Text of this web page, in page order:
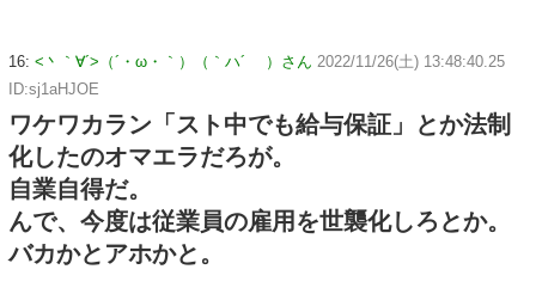
16: <丶｀∀´>（´・ω・｀）（｀ハ´ ）さん 2022/11/26(土) 13:48:40.25
ID:sj1aHJOE
ワケワカラン「スト中でも給与保証」とか法制
化したのオマエラだろが。
自業自得だ。
んで、今度は従業員の雇用を世襲化しろとか。
バカかとアホかと。